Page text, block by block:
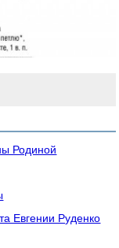
Родиной
Евгении Руденко